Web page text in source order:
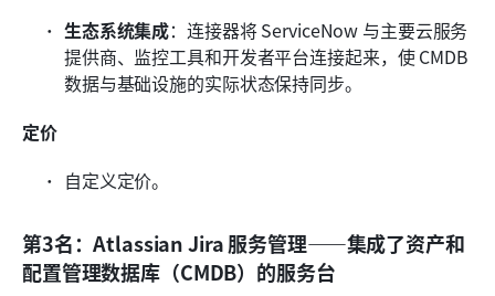
生态系统集成：连接器将 ServiceNow 与主要云服务
提供商、监控工具和开发者平台连接起来，使 CMDB
数据与基础设施的实际状态保持同步。
定价
自定义定价。
第3名：Atlassian Jira 服务管理——集成了资产和
配置管理数据库（CMDB）的服务台